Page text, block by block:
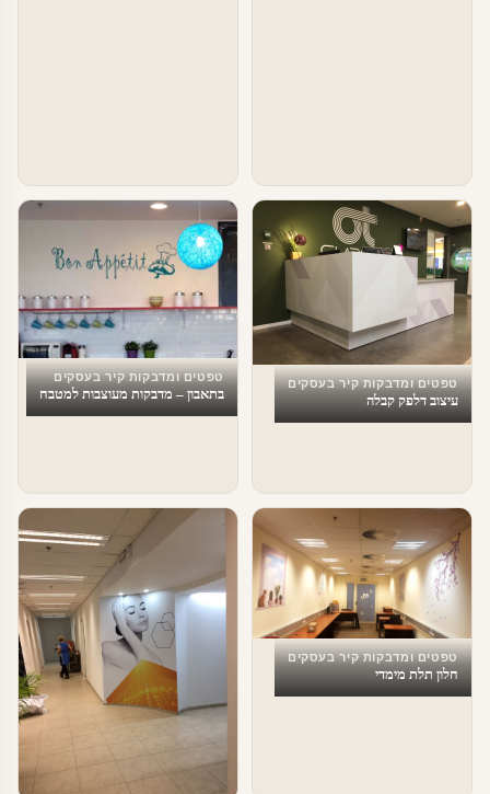
טפטים ומדבקות קיר בעסקים
עיצוב דלפק קבלה
טפטים ומדבקות קיר בעסקים
בתאבון – מדבקות מעוצבות למטבח
טפטים ומדבקות קיר בעסקים
חלון תלת מימדי